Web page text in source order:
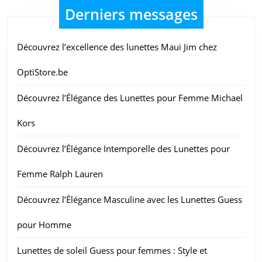
Derniers messages
Découvrez l’excellence des lunettes Maui Jim chez
OptiStore.be
Découvrez l’Élégance des Lunettes pour Femme Michael
Kors
Découvrez l’Élégance Intemporelle des Lunettes pour
Femme Ralph Lauren
Découvrez l’Élégance Masculine avec les Lunettes Guess
pour Homme
Lunettes de soleil Guess pour femmes : Style et